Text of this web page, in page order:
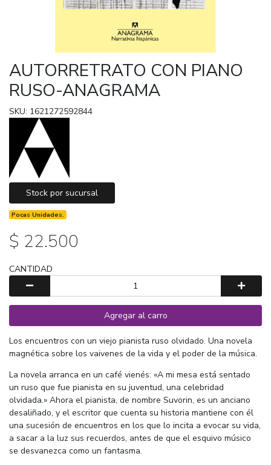
AUTORRETRATO CON PIANO
RUSO-ANAGRAMA
SKU: 1621272592844
Stock por sucursal
Pocas Unidades.
$ 22.500
CANTIDAD
Agregar al carro
Los encuentros con un viejo pianista ruso olvidado. Una novela
magnética sobre los vaivenes de la vida y el poder de la música.
La novela arranca en un café vienés: «A mi mesa está sentado
un ruso que fue pianista en su juventud, una celebridad
olvidada.» Ahora el pianista, de nombre Suvorin, es un anciano
desaliñado, y el escritor que cuenta su historia mantiene con él
una sucesión de encuentros en los que lo incita a evocar su vida,
a sacar a la luz sus recuerdos, antes de que el esquivo músico
se desvanezca como un fantasma.